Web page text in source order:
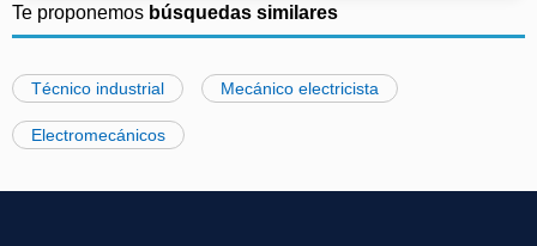
Te proponemos búsquedas similares
Técnico industrial Mecánico electricista
Electromecánicos